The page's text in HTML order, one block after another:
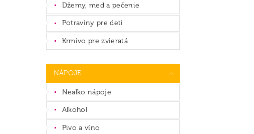
Džemy, med a pečenie
Potraviny pre deti
Krmivo pre zvieratá
NÁPOJE
Nealko nápoje
Alkohol
Pivo a víno